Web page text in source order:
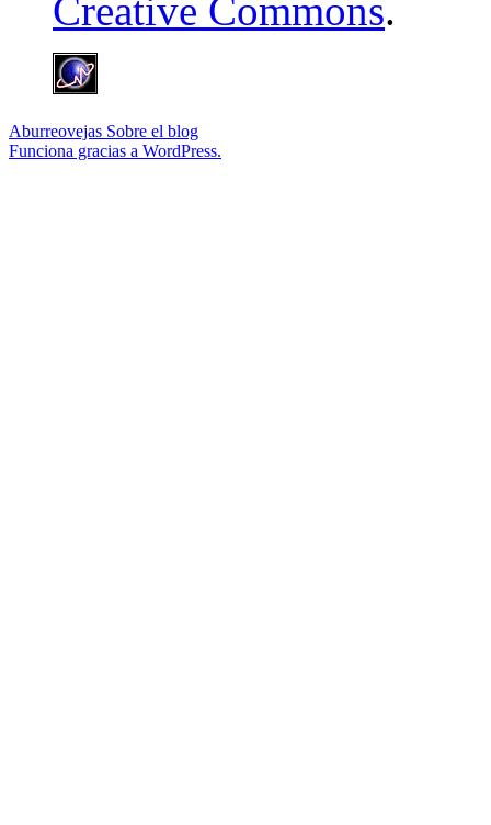
Creative Commons.
Aburreovejas Sobre el blog
Funciona gracias a WordPress.